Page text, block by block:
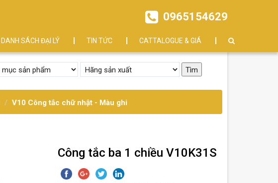
DANH SÁCH ĐẠI LÝ TIN TỨC CATTALOGUE & GIÁ
0965154629
V10 Công tắc chữ nhật - Màu ghi
Công tắc ba 1 chiều V10K31S